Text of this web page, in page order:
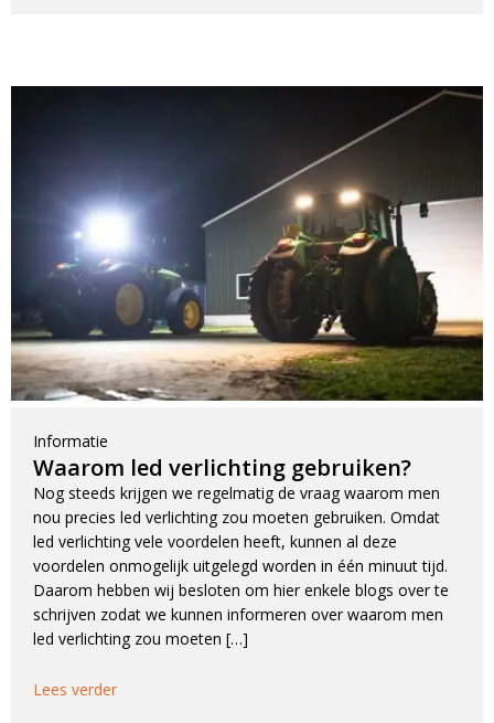
Informatie
Waarom led verlichting gebruiken?
Nog steeds krijgen we regelmatig de vraag waarom men
nou precies led verlichting zou moeten gebruiken. Omdat
led verlichting vele voordelen heeft, kunnen al deze
voordelen onmogelijk uitgelegd worden in één minuut tijd.
Daarom hebben wij besloten om hier enkele blogs over te
schrijven zodat we kunnen informeren over waarom men
led verlichting zou moeten […]
Lees verder